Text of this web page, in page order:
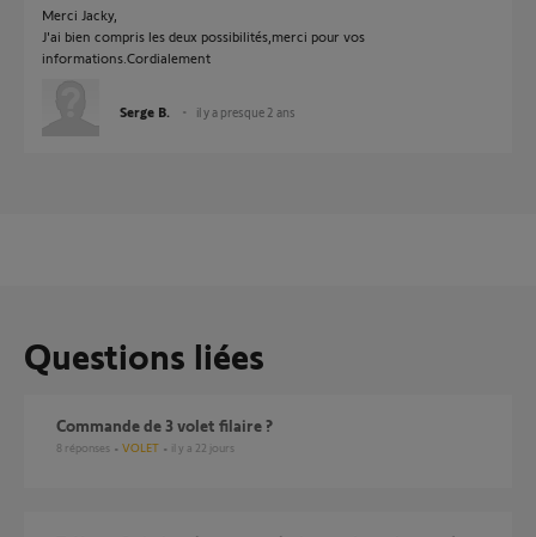
Merci Jacky,
J'ai bien compris les deux possibilités,merci pour vos
informations.Cordialement
Serge B. il y a presque 2 ans
Questions liées
Commande de 3 volet filaire ?
8 réponses VOLET il y a 22 jours